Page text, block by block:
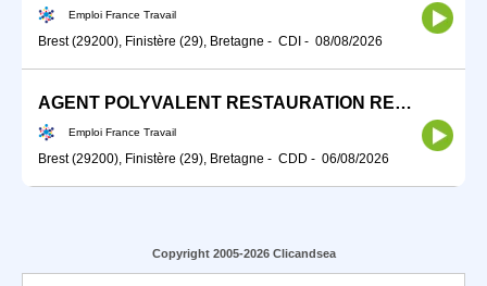
Emploi France Travail
Brest (29200), Finistère (29), Bretagne - CDI - 08/08/2026
AGENT POLYVALENT RESTAURATION RESERVISTE MARINE NATIONALE (H/F)
Emploi France Travail
Brest (29200), Finistère (29), Bretagne - CDD - 06/08/2026
Copyright 2005-2026 Clicandsea